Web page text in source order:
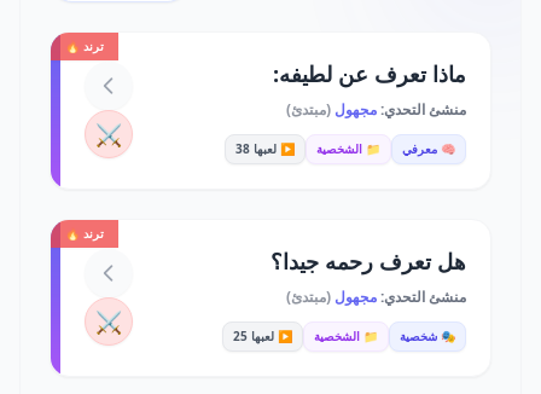
ترند 🔥
ماذا تعرف عن لطيفه:
منشئ التحدي:مجهول (مبتدئ)
🧠 معرفي 📁 الشخصية ▶️ لعبها 38 ⚔️
ترند 🔥
هل تعرف رحمه جيدا؟
منشئ التحدي:مجهول (مبتدئ)
🎭 شخصية 📁 الشخصية ▶️ لعبها 25 ⚔️